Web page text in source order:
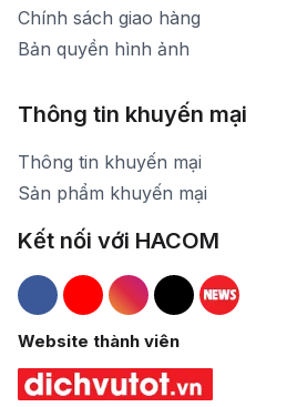
Chính sách giao hàng
Bản quyền hình ảnh
Thông tin khuyến mại
Thông tin khuyến mại
Sản phẩm khuyến mại
Kết nối với HACOM
Hacom Facebook
Hacom YouTube
Hacom Instagram
Hacom TikTok
Website thành viên